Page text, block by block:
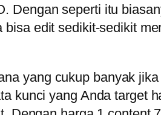
Dengan seperti itu
edit sedikit-sedikit
yang cukup banyak
kunci yang Anda target